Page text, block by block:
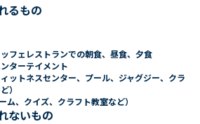
るもの
フェレストランでの朝食、昼食、夕食
ターテイメント
ットネスセンター、プール、ジャグジー、クラ
）
ム、クイズ、クラフト教室など）
ないもの